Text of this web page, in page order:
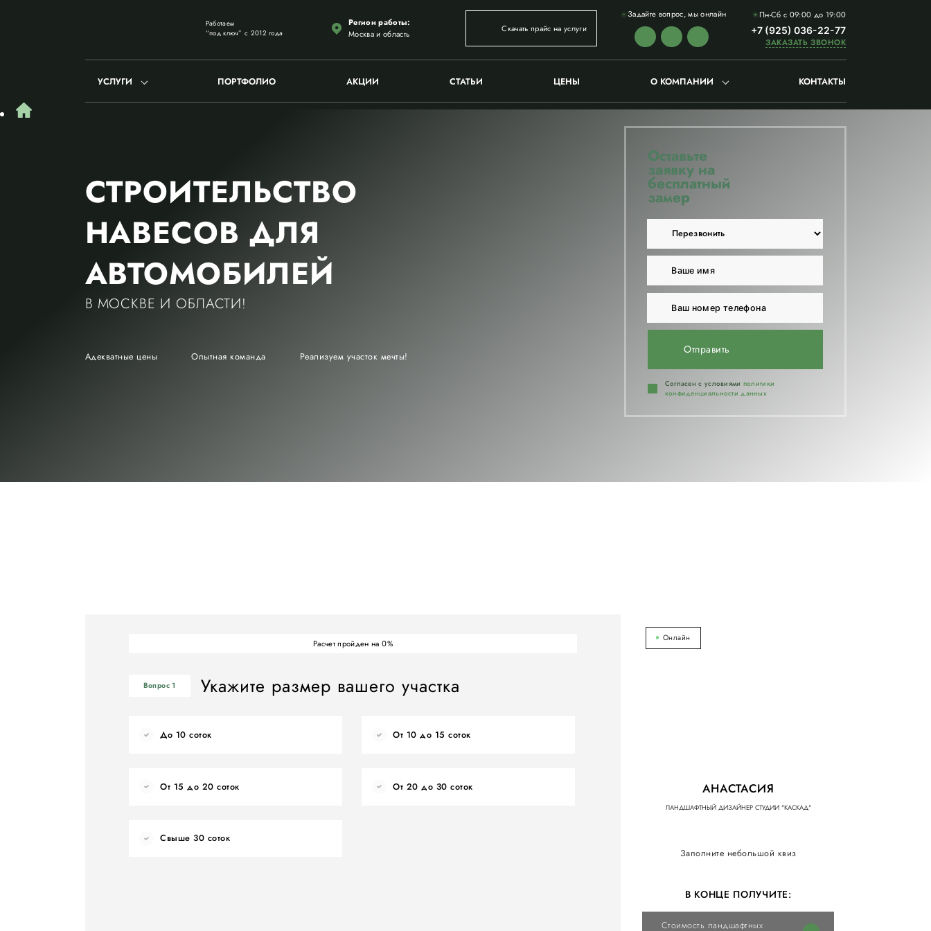
Работаем
“под ключ” с 2012 года
Регион работы:
Москва и область
Скачать прайс на услуги
Задайте вопрос, мы онлайн Пн-Сб с 09:00 до 19:00
+7 (925) 036-22-77
ЗАКАЗАТЬ ЗВОНОК
УСЛУГИ ПОРТФОЛИО АКЦИИ СТАТЬИ ЦЕНЫ О КОМПАНИИ КОНТАКТЫ
СТРОИТЕЛЬСТВО
НАВЕСОВ ДЛЯ
АВТОМОБИЛЕЙ
В МОСКВЕ И ОБЛАСТИ!
Адекватные цены Опытная команда Реализуем участок мечты!
Оставьте
заявку на
бесплатный
замер
Отправить
Согласен с условиями политики
конфиденциальности данных
Расчет пройден на0%
Вопрос 1 Укажите размер вашего участка
До 10 соток От 10 до 15 соток
От 15 до 20 соток От 20 до 30 соток
Свыше 30 соток
Онлайн
АНАСТАСИЯ
ЛАНДШАФТНЫЙ ДИЗАЙНЕР СТУДИИ "КАСКАД"
Заполните небольшой квиз
В КОНЦЕ ПОЛУЧИТЕ:
Стоимость ландшафтных